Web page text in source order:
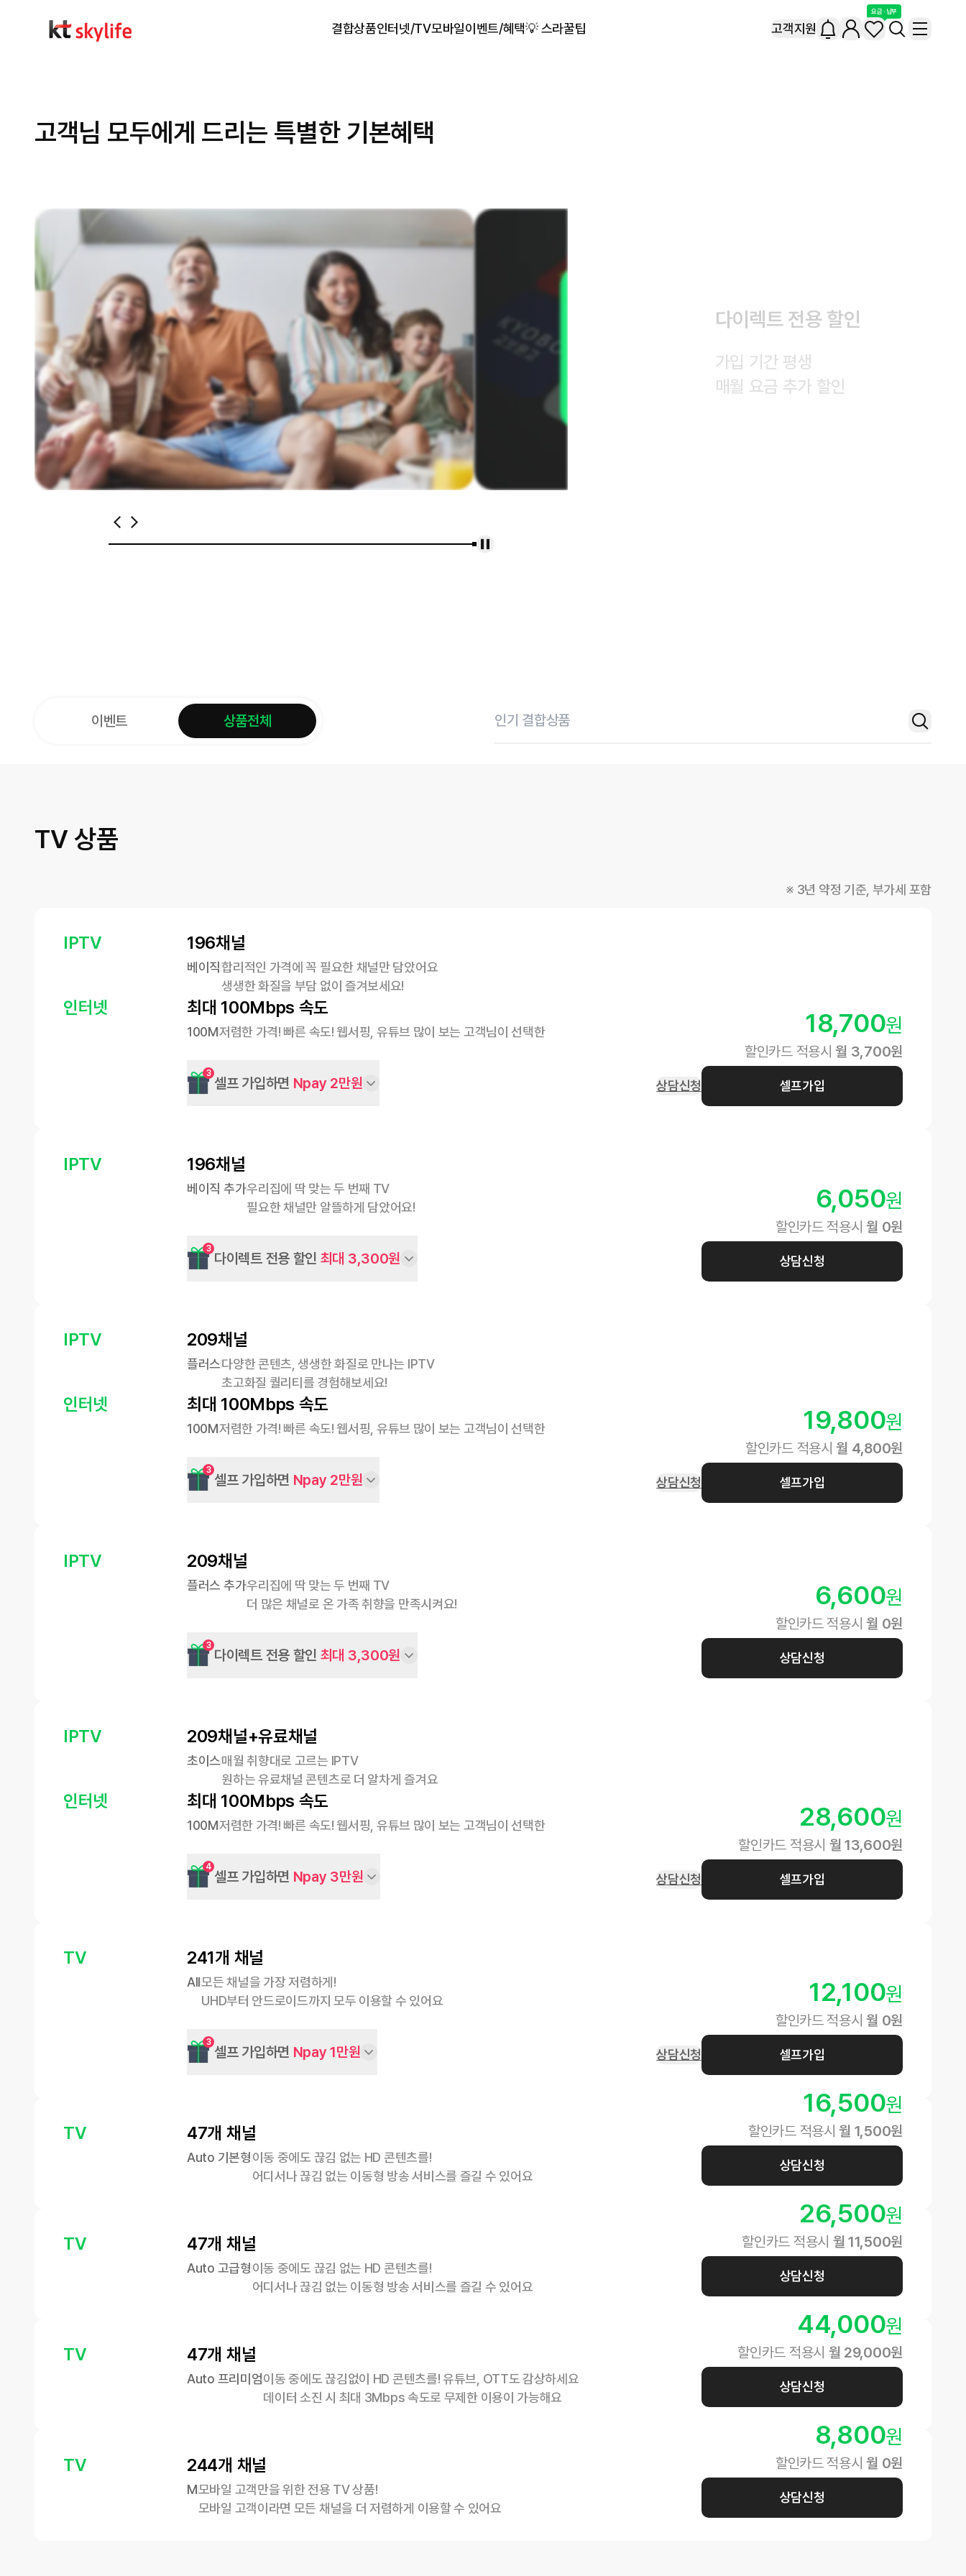
결합상품인터넷/TV모바일이벤트/혜택💡 스라꿀팁 고객지원
요금 · 납부
고객님 모두에게 드리는 특별한 기본혜택
다이렉트 전용 할인
가입 기간 평생
매월 요금 추가 할인
이벤트 상품전체
TV 상품
※ 3년 약정 기준, 부가세 포함
IPTV 196채널
베이직합리적인 가격에 꼭 필요한 채널만 담았어요
생생한 화질을 부담 없이 즐겨보세요!
인터넷 최대 100Mbps 속도
100M저렴한 가격! 빠른 속도! 웹서핑, 유튜브 많이 보는 고객님이 선택한
3
셀프 가입하면 Npay 2만원
18,700원
할인카드 적용시 월 3,700원
상담신청 셀프가입
IPTV 196채널
베이직 추가우리집에 딱 맞는 두 번째 TV
필요한 채널만 알뜰하게 담았어요!
3
다이렉트 전용 할인 최대 3,300원
6,050원
할인카드 적용시 월 0원
상담신청
IPTV 209채널
플러스다양한 콘텐츠, 생생한 화질로 만나는 IPTV
초고화질 퀄리티를 경험해보세요!
인터넷 최대 100Mbps 속도
100M저렴한 가격! 빠른 속도! 웹서핑, 유튜브 많이 보는 고객님이 선택한
3
셀프 가입하면 Npay 2만원
19,800원
할인카드 적용시 월 4,800원
상담신청 셀프가입
IPTV 209채널
플러스 추가우리집에 딱 맞는 두 번째 TV
더 많은 채널로 온 가족 취향을 만족시켜요!
3
다이렉트 전용 할인 최대 3,300원
6,600원
할인카드 적용시 월 0원
상담신청
IPTV 209채널+유료채널
초이스매월 취향대로 고르는 IPTV
원하는 유료채널 콘텐츠로 더 알차게 즐겨요
인터넷 최대 100Mbps 속도
100M저렴한 가격! 빠른 속도! 웹서핑, 유튜브 많이 보는 고객님이 선택한
4
셀프 가입하면 Npay 3만원
28,600원
할인카드 적용시 월 13,600원
상담신청 셀프가입
TV 241개 채널
All모든 채널을 가장 저렴하게!
UHD부터 안드로이드까지 모두 이용할 수 있어요
3
셀프 가입하면 Npay 1만원
12,100원
할인카드 적용시 월 0원
상담신청 셀프가입
TV 47개 채널
Auto 기본형이동 중에도 끊김 없는 HD 콘텐츠를!
어디서나 끊김 없는 이동형 방송 서비스를 즐길 수 있어요
16,500원
할인카드 적용시 월 1,500원
상담신청
TV 47개 채널
Auto 고급형이동 중에도 끊김 없는 HD 콘텐츠를!
어디서나 끊김 없는 이동형 방송 서비스를 즐길 수 있어요
26,500원
할인카드 적용시 월 11,500원
상담신청
TV 47개 채널
Auto 프리미엄이동 중에도 끊김없이 HD 콘텐츠를! 유튜브, OTT도 감상하세요
데이터 소진 시 최대 3Mbps 속도로 무제한 이용이 가능해요
44,000원
할인카드 적용시 월 29,000원
상담신청
TV 244개 채널
M모바일 고객만을 위한 전용 TV 상품!
모바일 고객이라면 모든 채널을 더 저렴하게 이용할 수 있어요
8,800원
할인카드 적용시 월 0원
상담신청